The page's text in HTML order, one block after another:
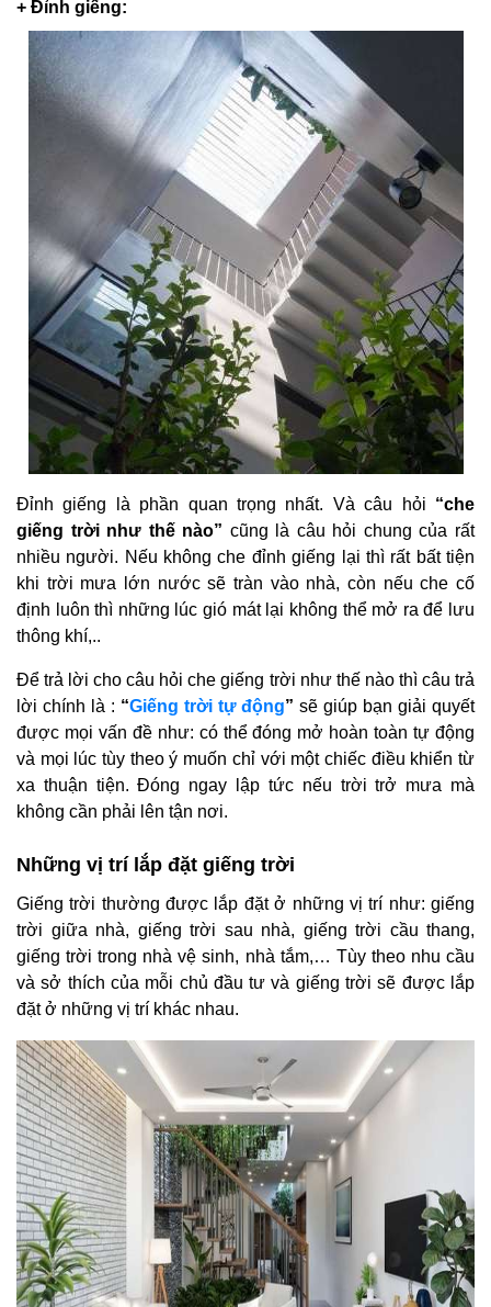
+ Đỉnh giếng:
Đỉnh giếng là phần quan trọng nhất. Và câu hỏi “che
giếng trời như thế nào” cũng là câu hỏi chung của rất
nhiều người. Nếu không che đỉnh giếng lại thì rất bất tiện
khi trời mưa lớn nước sẽ tràn vào nhà, còn nếu che cố
định luôn thì những lúc gió mát lại không thể mở ra để lưu
thông khí,..
Để trả lời cho câu hỏi che giếng trời như thế nào thì câu trả
lời chính là : “Giếng trời tự động”sẽ giúp bạn giải quyết
được mọi vấn đề như: có thể đóng mở hoàn toàn tự động
và mọi lúc tùy theo ý muốn chỉ với một chiếc điều khiển từ
xa thuận tiện. Đóng ngay lập tức nếu trời trở mưa mà
không cần phải lên tận nơi.
Những vị trí lắp đặt giếng trời
Giếng trời thường được lắp đặt ở những vị trí như: giếng
trời giữa nhà, giếng trời sau nhà, giếng trời cầu thang,
giếng trời trong nhà vệ sinh, nhà tắm,… Tùy theo nhu cầu
và sở thích của mỗi chủ đầu tư và giếng trời sẽ được lắp
đặt ở những vị trí khác nhau.